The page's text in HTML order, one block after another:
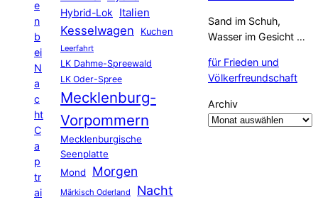
e
n
b
ei
N
a
c
ht
C
a
p
tr
ai
Hybrid-Lok Italien
Kesselwagen Kuchen
Leerfahrt
LK Dahme-Spreewald
LK Oder-Spree
Mecklenburg-
Vorpommern
Mecklenburgische
Seenplatte
Mond
Morgen
Märkisch Oderland Nacht
Sand im Schuh,
Wasser im Gesicht …
für Frieden und
Völkerfreundschaft
Archiv